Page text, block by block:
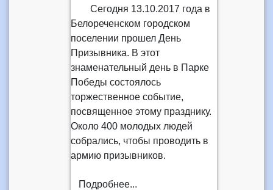
Сегодня 13.10.2017 года в
Белореченском городском
поселении прошел День
Призывника. В этот
знаменательный день в Парке
Победы состоялось
торжественное событие,
посвященное этому празднику.
Около 400 молодых людей
собрались, чтобы проводить в
армию призывников.
Подробнее...